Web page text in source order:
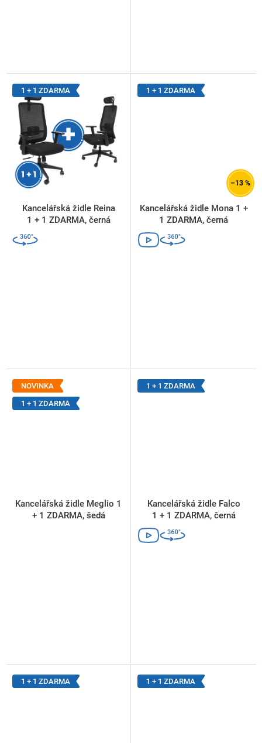
1 + 1 ZDARMA
Kancelářská židle Reina
1 + 1 ZDARMA, černá
1 + 1 ZDARMA
–13 %
Kancelářská židle Mona 1 +
1 ZDARMA, černá
NOVINKA
1 + 1 ZDARMA
Kancelářská židle Meglio 1
+ 1 ZDARMA, šedá
1 + 1 ZDARMA
Kancelářská židle Falco
1 + 1 ZDARMA, černá
1 + 1 ZDARMA 1 + 1 ZDARMA